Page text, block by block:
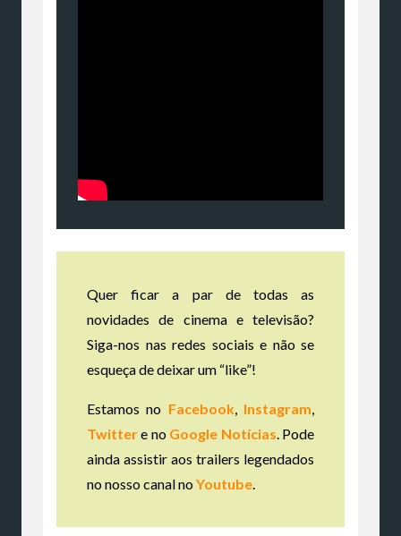
Quer ficar a par de todas as
novidades de cinema e televisão?
Siga-nos nas redes sociais e não se
esqueça de deixar um “like”!
Estamos no Facebook, Instagram
Twittere no Google Notícias . Pode
ainda assistir aos trailers legendados
no nosso canal noYoutube